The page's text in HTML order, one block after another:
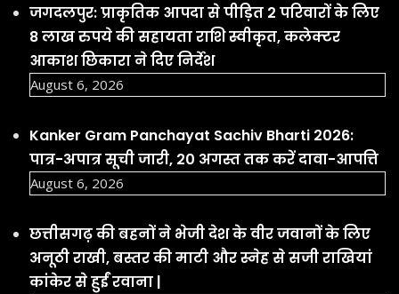
जगदलपुर: प्राकृतिक आपदा से पीड़ित 2 परिवारों के लिए
8 लाख रुपये की सहायता राशि स्वीकृत, कलेक्टर
आकाश छिकारा ने दिए निर्देश
August 6, 2026
Kanker Gram Panchayat Sachiv Bharti 2026:
पात्र-अपात्र सूची जारी, 20 अगस्त तक करें दावा-आपत्ति
August 6, 2026
छत्तीसगढ़ की बहनों ने भेजी देश के वीर जवानों के लिए
अनूठी राखी, बस्तर की माटी और स्नेह से सजी राखियां
कांकेर से हुईं रवाना |